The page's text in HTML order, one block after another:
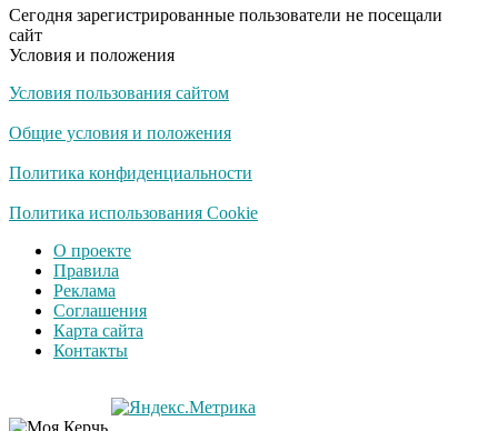
смеяться вы будете
Королева вагона
оставит равнодушным
Забывший о
Плющенко отправляет
Сегодня зарегистрированные пользователи не посещали
сайт
Условия и положения
Условия пользования сайтом
Общие условия и положения
Политика конфиденциальности
Политика использования Cookie
О проекте
Правила
Реклама
Соглашения
Карта сайта
Контакты